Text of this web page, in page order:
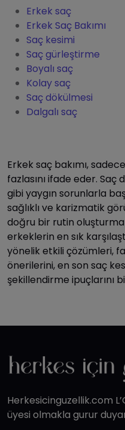
Erkek saç
Erkek Saç Bakımı
Saç kesimi
Saç gürleştirme
Boyalı saç
Kolay saç
Saç dökülmesi
Dalgalı saç
Erkek saç bakımı,
fazlasını ifade eder.
gibi yaygın sorunlarla
sağlıklı ve karizmatik
doğru bir rutin
erkeklerin en sık
yönelik etkili çözümleri,
önerilerini, en son saç
şekillendirme ipuçlarını
Herkesicinguzellik.com
üyesi olmakla gurur